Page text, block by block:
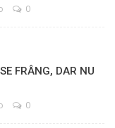
0
FRÂNG, DAR NU
0